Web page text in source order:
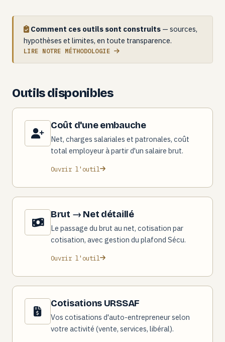
Comment ces outils sont construits — sources,
hypothèses et limites, en toute transparence.
LIRE NOTRE MÉTHODOLOGIE
Outils disponibles
Coût d'une embauche
Net, charges salariales et patronales, coût
total employeur à partir d'un salaire brut.
Ouvrir l'outil
Brut → Net détaillé
Le passage du brut au net, cotisation par
cotisation, avec gestion du plafond Sécu.
Ouvrir l'outil
Cotisations URSSAF
Vos cotisations d'auto-entrepreneur selon
votre activité (vente, services, libéral).